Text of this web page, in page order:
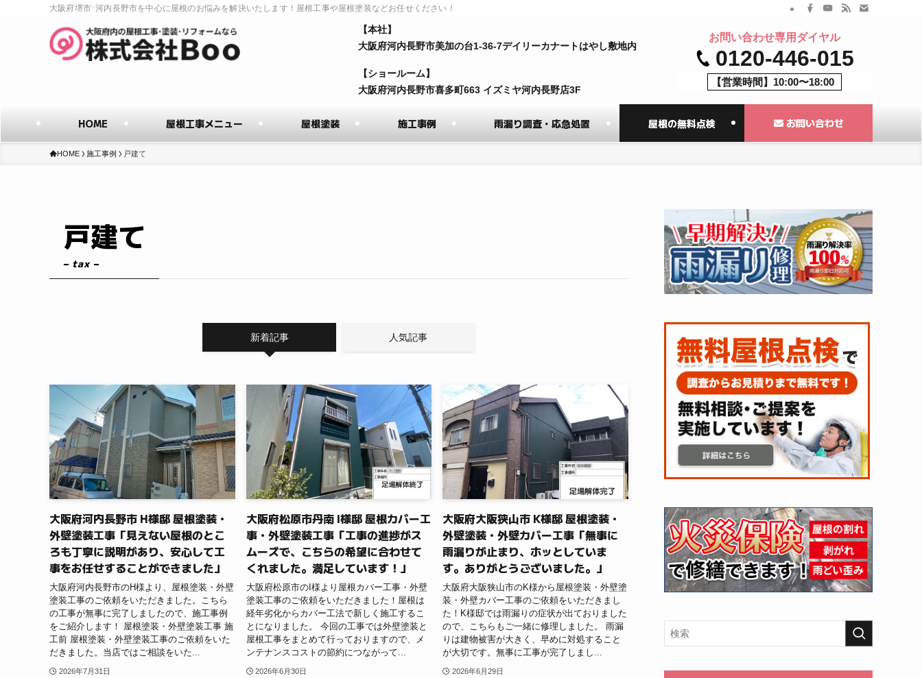
大阪府堺市･河内長野市を中心に屋根のお悩みを解決いたします！屋根工事や屋根塗装などお任せください！
HOME 屋根工事メニュー 屋根塗装 施工事例 雨漏り調査・応急処置 屋根の無料点検 お問い合わせ
【本社】
⼤阪府河内⻑野市美加の台1-36-7デイリーカナートはやし敷地内
【ショールーム】
⼤阪府河内⻑野市喜多町663 イズミヤ河内⻑野店3F
お問い合わせ専用ダイヤル
0120-446-015
【営業時間】10:00〜18:00
HOME 施工事例 戸建て
戸建て
– tax –
新着記事 人気記事
大阪府河内長野市 H様邸 屋根塗装・
外壁塗装工事「見えない屋根のとこ
ろも丁寧に説明があり、安心して工
事をお任せすることができました」
大阪府河内長野市のH様より、屋根塗装・外壁
塗装工事のご依頼をいただきました。こちら
の工事が無事に完了しましたので、施工事例
をご紹介します！ 屋根塗装・外壁塗装工事 施
工前 屋根塗装・外壁塗装工事のご依頼をいた
だきました。当店ではご相談をいた...
2026年7月31日
大阪府松原市丹南 I様邸 屋根カバー工
事・外壁塗装工事「工事の進捗がス
ムーズで、こちらの希望に合わせて
くれました。満足しています！」
大阪府松原市のI様より屋根カバー工事・外壁
塗装工事のご依頼をいただきました！屋根は
経年劣化からカバー工法で新しく施工するこ
とになりました。 今回の工事では外壁塗装と
屋根工事をまとめて行っておりますので、メ
ンテナンスコストの節約につながって...
2026年6月30日
大阪府大阪狭山市 K様邸 屋根塗装・
外壁塗装・外壁カバー工事「無事に
雨漏りが止まり、ホッとしていま
す。ありがとうございました。」
大阪府大阪狭山市のK様から屋根塗装・外壁塗
装・外壁カバー工事のご依頼をいただきまし
た！K様邸では雨漏りの症状が出ておりました
ので、こちらもご一緒に修理しました。 雨漏
りは建物被害が大きく、早めに対処すること
が大切です。無事に工事が完了しまし...
2026年6月29日